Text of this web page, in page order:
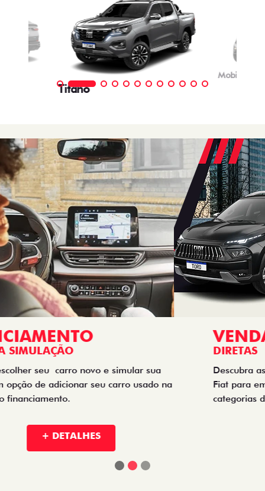
Titano
Mobi
VENDAS
DIRETAS
Descubra as melhores soluções e descontos em um novo
Fiat para empresas, produtores rurais, taxistas e outras
categorias de negócios.